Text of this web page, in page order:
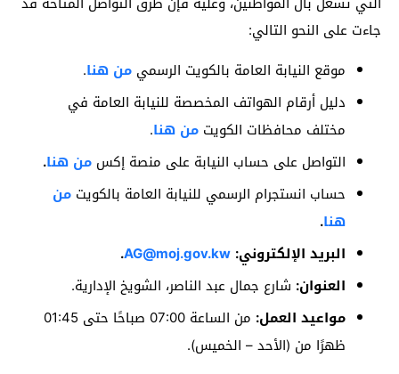
جاءت على النحو التالي:
موقع النيابة العامة بالكويت الرسمي من هنا.
دليل أرقام الهواتف المخصصة للنيابة العامة في
مختلف محافظات الكويت من هنا.
التواصل على حساب النيابة على منصة إكس من هنا.
حساب انستجرام الرسمي للنيابة العامة بالكويت من
هنا.
البريد الإلكتروني: AG@moj.gov.kw
.
العنوان: شارع جمال عبد الناصر، الشويخ الإدارية.
مواعيد العمل:
من الساعة 07:00 صباحًا حتى 01:45
ظهرًا من (الأحد – الخميس).